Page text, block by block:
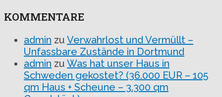
KOMMENTARE
admin zu Verwahrlost und Vermüllt –
Unfassbare Zustände in Dortmund
admin zu Was hat unser Haus in
Schweden gekostet? (36.000 EUR – 105
qm Haus + Scheune – 3.300 qm